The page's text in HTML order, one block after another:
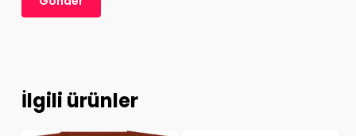
İlgili ürünler